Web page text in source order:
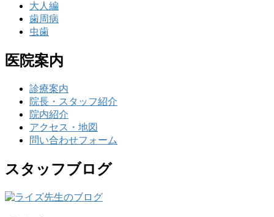
大人編
歯周病
虫歯
医院案内
診療案内
院長・スタッフ紹介
院内紹介
アクセス・地図
問い合わせフォーム
スタッフブログ